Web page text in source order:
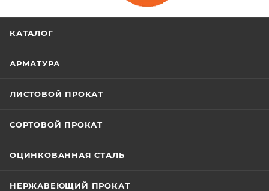
КАТАЛОГ
АРМАТУРА
ЛИСТОВОЙ ПРОКАТ
СОРТОВОЙ ПРОКАТ
ОЦИНКОВАННАЯ СТАЛЬ
НЕРЖАВЕЮЩИЙ ПРОКАТ